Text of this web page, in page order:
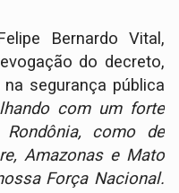
Bernardo Vital,
do decreto,
segurança pública
com um forte
como de
Amazonas e Mato
Força Nacional.